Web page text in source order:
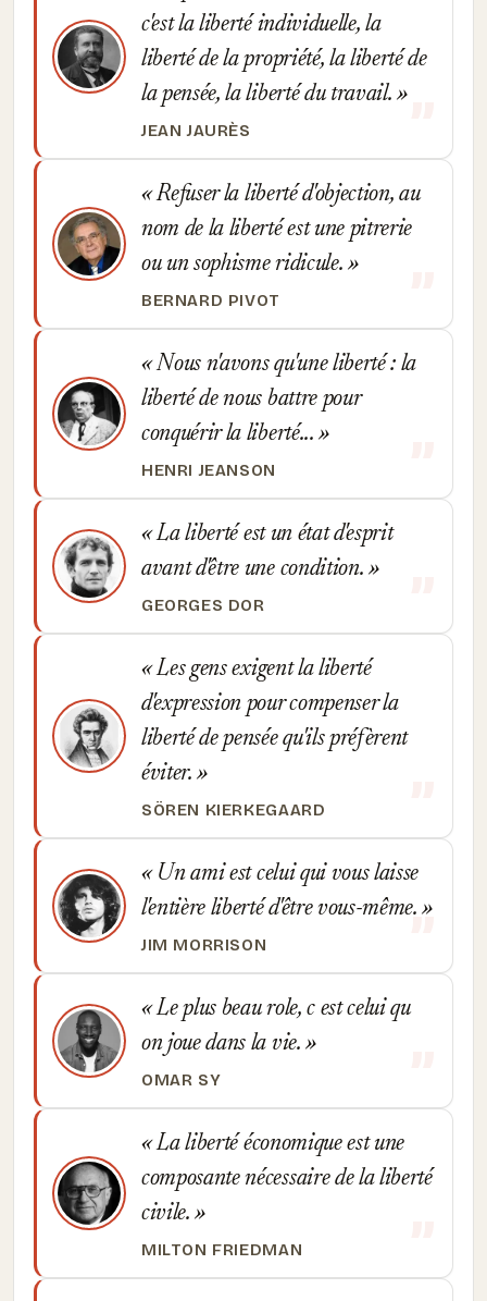
c'est la liberté individuelle, la
liberté de la propriété, la liberté de
la pensée, la liberté du travail.
JEAN JAURÈS
Refuser la liberté d'objection, au
nom de la liberté est une pitrerie
ou un sophisme ridicule.
BERNARD PIVOT
Nous n'avons qu'une liberté : la
liberté de nous battre pour
conquérir la liberté...
HENRI JEANSON
La liberté est un état d'esprit
avant d'être une condition.
GEORGES DOR
Les gens exigent la liberté
d'expression pour compenser la
liberté de pensée qu'ils préfèrent
éviter.
SÖREN KIERKEGAARD
Un ami est celui qui vous laisse
l'entière liberté d'être vous-même.
JIM MORRISON
Le plus beau role, c est celui qu
on joue dans la vie.
OMAR SY
La liberté économique est une
composante nécessaire de la liberté
civile.
MILTON FRIEDMAN